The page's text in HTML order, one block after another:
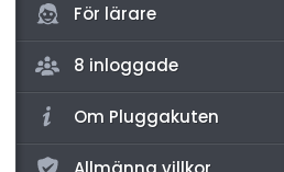
För lärare
8 inloggade
Om Pluggakuten